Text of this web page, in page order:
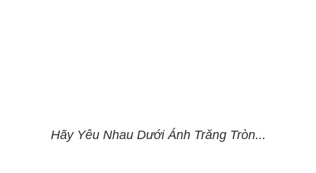
Hãy Yêu Nhau Dưới Ánh Trăng Tròn...